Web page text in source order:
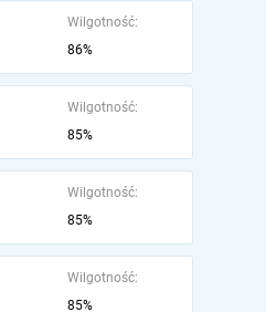
Wilgotność:
86%
Wilgotność:
85%
Wilgotność:
85%
Wilgotność:
85%